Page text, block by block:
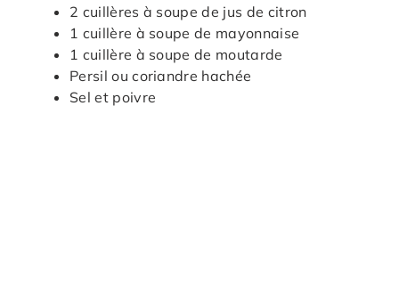
2 cuillères à soupe de jus de citron
1 cuillère à soupe de mayonnaise
1 cuillère à soupe de moutarde
Persil ou coriandre hachée
Sel et poivre